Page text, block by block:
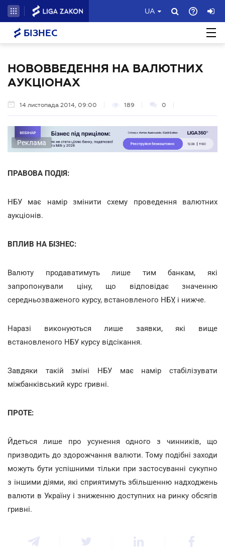
UA
БІЗНЕС
НОВОВВЕДЕННЯ НА ВАЛЮТНИХ
АУКЦІОНАХ
14 листопада 2014, 09:00 189 0
Реклама
ПРАВОВА ПОДІЯ:
НБУ має намір змінити схему проведення валютних
аукціонів.
ВПЛИВ НА БІЗНЕС:
Валюту продаватимуть лише тим банкам, які
запропонували ціну, що відповідає значенню
середньозваженого курсу, встановленого НБУ, і нижче.
Наразі виконуються лише заявки, які вище
встановленого НБУ курсу відсікання.
Завдяки такій зміні НБУ має намір стабілізувати
міжбанківський курс гривні.
ПРОТЕ:
Йдеться лише про усунення одного з чинників, що
призводить до здорожчання валюти. Тому подібні заходи
можуть бути успішними тільки при застосуванні сукупно
з іншими діями, які сприятимуть збільшенню надходжень
валюти в Україну і зниженню доступних на ринку обсягів
гривні.